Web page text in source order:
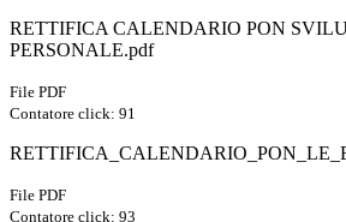
RETTIFICA CALENDARIO PON
PERSONALE.pdf
File PDF
Contatore click: 91
File PDF
Contatore click: 93